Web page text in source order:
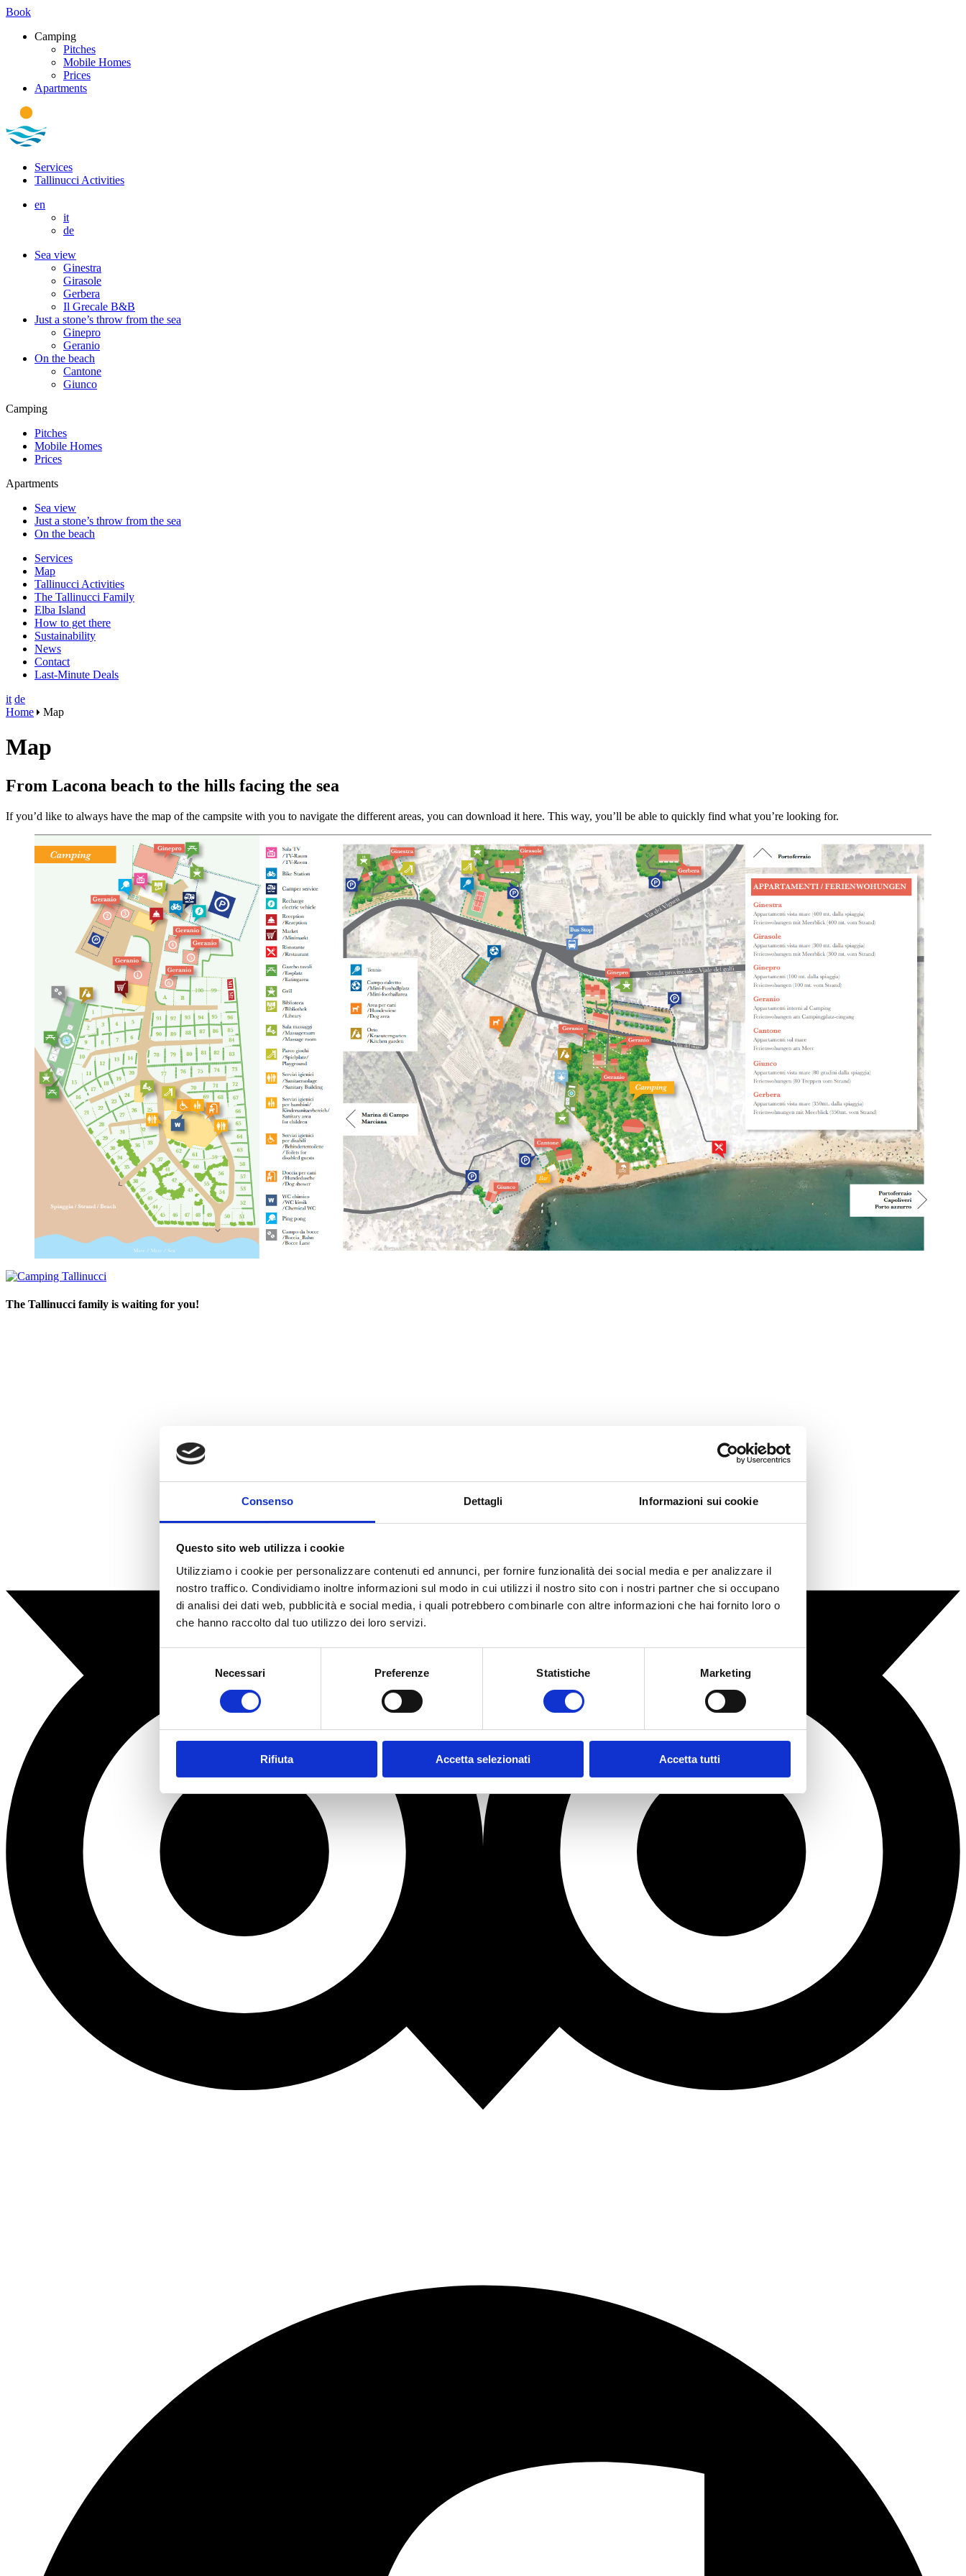
Consenso Dettagli Informazioni sui cookie
Questo sito web utilizza i cookie
Utilizziamo i cookie per personalizzare contenuti ed annunci, per fornire funzionalità dei social media e per analizzare il
nostro traffico. Condividiamo inoltre informazioni sul modo in cui utilizzi il nostro sito con i nostri partner che si occupano
di analisi dei dati web, pubblicità e social media, i quali potrebbero combinarle con altre informazioni che hai fornito loro o
che hanno raccolto dal tuo utilizzo dei loro servizi.
Necessari Preferenze Statistiche Marketing
Rifiuta Accetta selezionati Accetta tutti
Book
Camping
Pitches
Mobile Homes
Prices
Apartments
Services
Tallinucci Activities
en
it
de
Sea view
Ginestra
Girasole
Gerbera
Il Grecale B&B
Just a stone’s throw from the sea
Ginepro
Geranio
On the beach
Cantone
Giunco
Camping
Pitches
Mobile Homes
Prices
Apartments
Sea view
Just a stone’s throw from the sea
On the beach
Services
Map
Tallinucci Activities
The Tallinucci Family
Elba Island
How to get there
Sustainability
News
Contact
Last-Minute Deals
it de
Home
Map
Map
From Lacona beach to the hills facing the sea
If you’d like to always have the map of the campsite with you to navigate the different areas, you can download it here. This way, you’ll be able to quickly find what you’re looking for.
The Tallinucci family is waiting for you!